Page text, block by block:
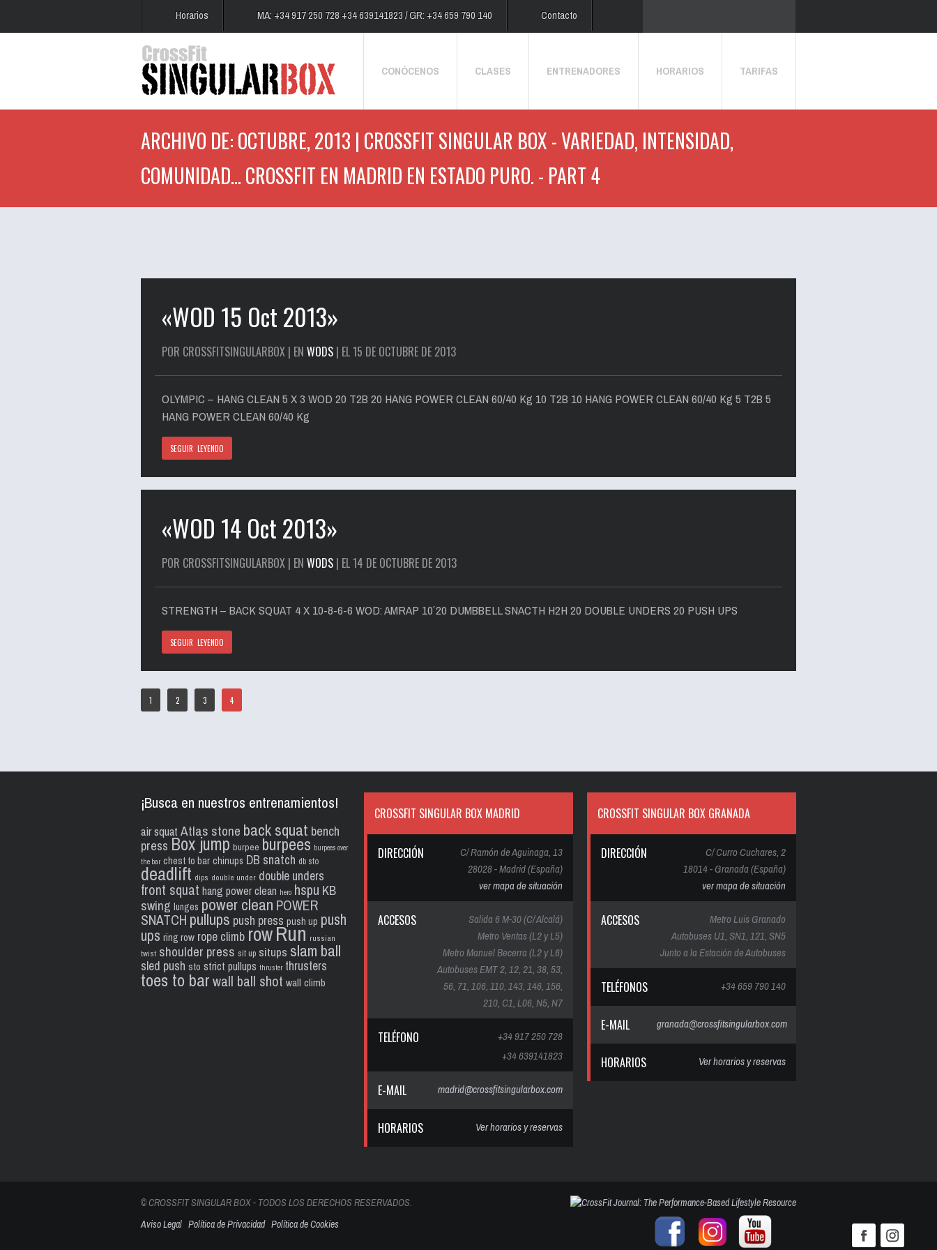
Horarios MA: +34 917 250 728 +34 639141823 / GR: +34 659 790 140 Contacto
CONÓCENOS CLASES ENTRENADORES HORARIOS TARIFAS
ARCHIVO DE: OCTUBRE, 2013 | CROSSFIT SINGULAR BOX - VARIEDAD, INTENSIDAD,
COMUNIDAD... CROSSFIT EN MADRID EN ESTADO PURO. - PART 4
«WOD 15 Oct 2013»
POR CROSSFITSINGULARBOX | EN WODS | EL 15 DE OCTUBRE DE 2013
OLYMPIC – HANG CLEAN 5 X 3 WOD 20 T2B 20 HANG POWER CLEAN 60/40 Kg 10 T2B 10 HANG POWER CLEAN 60/40 Kg 5 T2B 5
HANG POWER CLEAN 60/40 Kg
SEGUIR LEYENDO
«WOD 14 Oct 2013»
POR CROSSFITSINGULARBOX | EN WODS | EL 14 DE OCTUBRE DE 2013
STRENGTH – BACK SQUAT 4 X 10-8-6-6 WOD: AMRAP 10´ 20 DUMBBELL SNACTH H2H 20 DOUBLE UNDERS 20 PUSH UPS
SEGUIR LEYENDO
1 2 3 4
¡Busca en nuestros entrenamientos!
air squat Atlas stone back squat bench
press Box jump burpee burpees burpees over
the bar chest to bar chinups DB snatch db sto
deadlift dips double under double unders
front squat hang power clean hero hspu KB
swing lunges power clean POWER
SNATCH pullups push press push up push
ups ring row rope climb rowRun russian
twist shoulder press sit up situps slam ball
sled push sto strict pullups thruster thrusters
toes to barwall ball shot wall climb
CROSSFIT SINGULAR BOX MADRID
DIRECCIÓN
C/ Ramón de Aguinaga, 13
28028 - Madrid (España)
ver mapa de situación
ACCESOS
Salida 6 M-30 (C/ Alcalá)
Metro Ventas (L2 y L5)
Metro Manuel Becerra (L2 y L6)
Autobuses EMT 2, 12, 21, 38, 53,
56, 71, 106, 110, 143, 146, 156,
210, C1, L06, N5, N7
TELÉFONO
+34 917 250 728
+34 639141823
E-MAIL madrid@crossfitsingularbox.com
HORARIOS Ver horarios y reservas
CROSSFIT SINGULAR BOX GRANADA
DIRECCIÓN
C/ Curro Cuchares, 2
18014 - Granada (España)
ver mapa de situación
ACCESOS
Metro Luis Granado
Autobuses U1, SN1, 121, SN5
Junto a la Estación de Autobuses
TELÉFONOS +34 659 790 140
E-MAIL granada@crossfitsingularbox.com
HORARIOS Ver horarios y reservas
© CROSSFIT SINGULAR BOX - TODOS LOS DERECHOS RESERVADOS.
Aviso Legal Política de Privacidad Política de Cookies